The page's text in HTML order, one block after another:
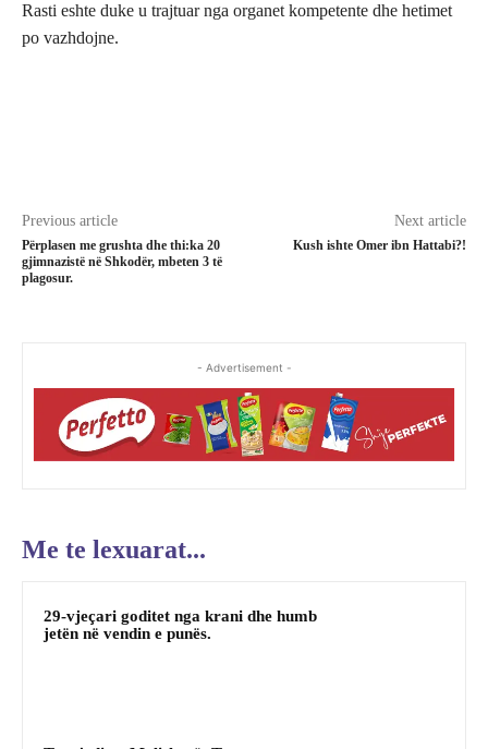
Rasti eshte duke u trajtuar nga organet kompetente dhe hetimet
po vazhdojne.
Previous article
Përplasen me grushta dhe thi:ka 20
gjimnazistë në Shkodër, mbeten 3 të
plagosur.
Next article
Kush ishte Omer ibn Hattabi?!
- Advertisement -
Me te lexuarat...
29-vjeçari goditet nga krani dhe humb
jetën në vendin e punës.